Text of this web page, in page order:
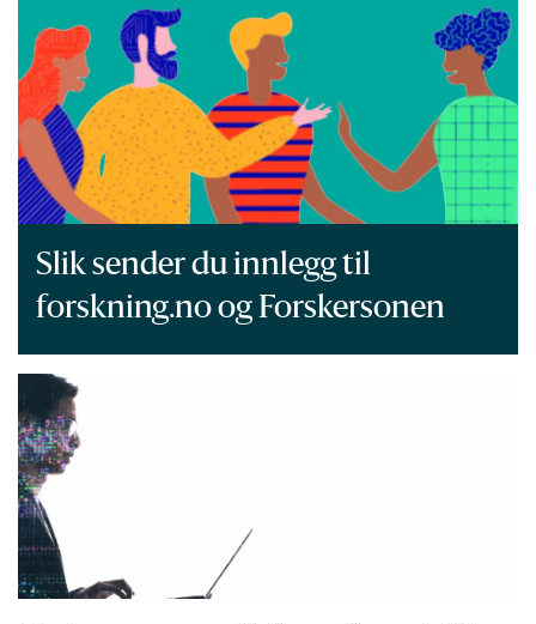
Slik sender du innlegg til
forskning.no og Forskersonen